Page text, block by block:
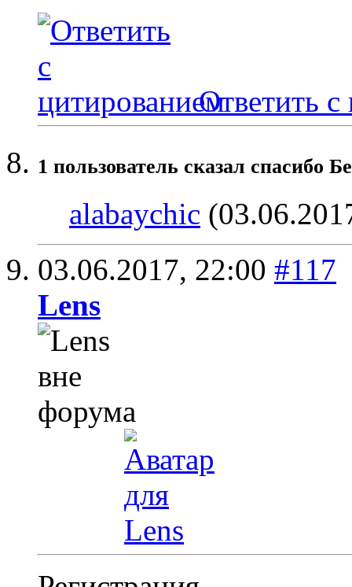
Ответить с
1 пользователь сказал cпасибо
alabaychic
03.06.2017, 22:00 #117
Lens